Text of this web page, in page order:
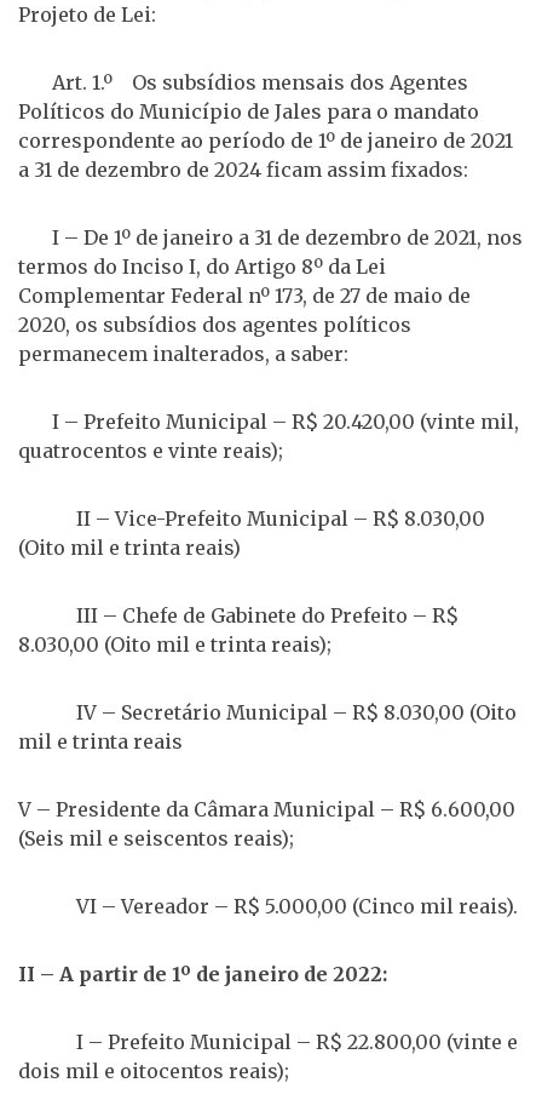
Projeto de Lei:
Art. 1.º Os subsídios mensais dos Agentes
Políticos do Município de Jales para o mandato
correspondente ao período de 1º de janeiro de 2021
a 31 de dezembro de 2024 ficam assim fixados:
I – De 1º de janeiro a 31 de dezembro de 2021, nos
termos do Inciso I, do Artigo 8º da Lei
Complementar Federal nº 173, de 27 de maio de
2020, os subsídios dos agentes políticos
permanecem inalterados, a saber:
I – Prefeito Municipal – R$ 20.420,00 (vinte mil,
quatrocentos e vinte reais);
II – Vice-Prefeito Municipal – R$ 8.030,00
(Oito mil e trinta reais)
III – Chefe de Gabinete do Prefeito – R$
8.030,00 (Oito mil e trinta reais);
IV – Secretário Municipal – R$ 8.030,00 (Oito
mil e trinta reais
V – Presidente da Câmara Municipal – R$ 6.600,00
(Seis mil e seiscentos reais);
VI – Vereador – R$ 5.000,00 (Cinco mil reais).
II – A partir de 1º de janeiro de 2022:
I – Prefeito Municipal – R$ 22.800,00 (vinte e
dois mil e oitocentos reais);